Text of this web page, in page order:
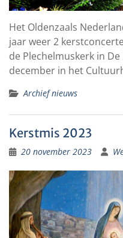
Het Oldenzaals
jaar weer 2
de Plechelmuskerk in
december in het
Archief nieuws
Kerstmis 2023
20 november 2023